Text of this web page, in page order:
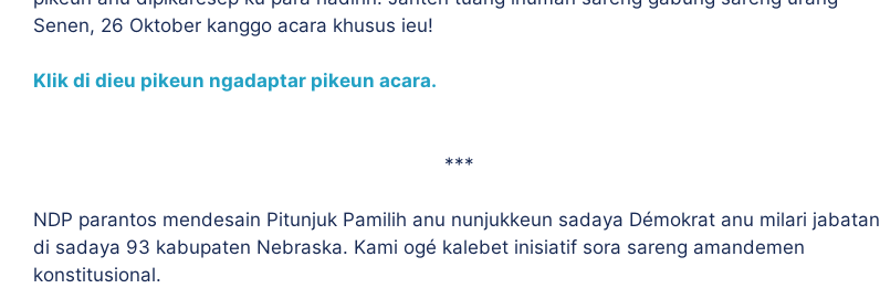
Senen, 26 Oktober kanggo acara khusus ieu!
Klik di dieu pikeun ngadaptar pikeun acara.
***
NDP parantos mendesain Pitunjuk Pamilih anu nunjukkeun sadaya Démokrat anu milari jabatan
di sadaya 93 kabupaten Nebraska. Kami ogé kalebet inisiatif sora sareng amandemen
konstitusional.